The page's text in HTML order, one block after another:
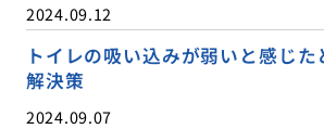
2024.09.12
トイレの吸い込みが弱いと感じ
解決策
2024.09.07